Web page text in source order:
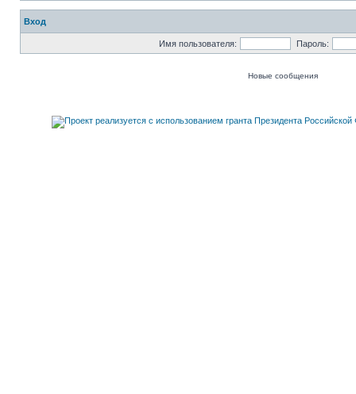
Вход
Имя пользователя: Пароль:
Новые сообщения